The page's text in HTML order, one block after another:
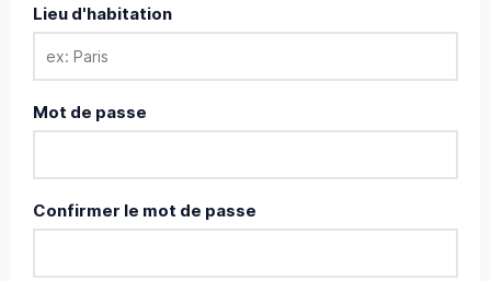
Lieu d'habitation
Mot de passe
Confirmer le mot de passe